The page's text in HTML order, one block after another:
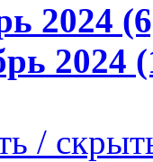
2024
2024
/